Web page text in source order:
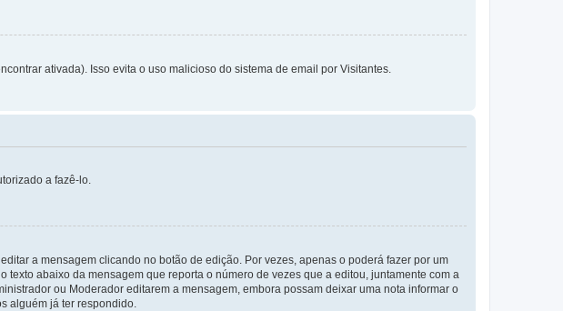
ativada). Isso evita o uso malicioso do sistema de email por Visitantes.
a fazê-lo.
a mensagem clicando no botão de edição. Por vezes, apenas o poderá fazer por um
abaixo da mensagem que reporta o número de vezes que a editou, juntamente com a
ou Moderador editarem a mensagem, embora possam deixar uma nota informar o
alguém já ter respondido.